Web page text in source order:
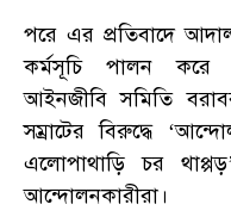
পরে এর প্রতিবাদে
কর্মসূচি পালন করে
আইনজীবি সমিতি
সম্রাটের বিরুদ্ধে
এলোপাথাড়ি চর
আন্দোলনকারীরা।